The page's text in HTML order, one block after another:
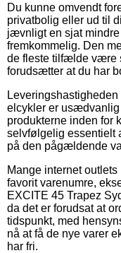
Du kunne omvendt
privatbolig eller ud til
jævnligt en sjat
fremkommelig. Den
de fleste tilfælde være
forudsætter at du har
elcykler er usædvanlig
produkterne inden for
selvfølgelig essentielt
på den pågældende
Mange internet
favorit varenumre,
EXCITE 45 Trapez
da det er forudsat at
tidspunkt, med
nå at få de nye varer
har fri.